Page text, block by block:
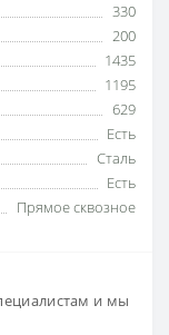
330
200
1435
1195
629
Есть
Сталь
Есть
Прямое сквозное
и мы